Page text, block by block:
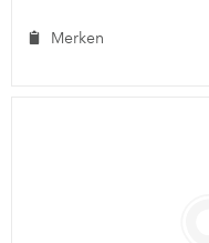
Merken